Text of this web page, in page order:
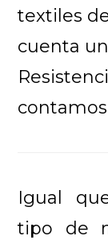
textiles
cuenta
Igual
tipo de